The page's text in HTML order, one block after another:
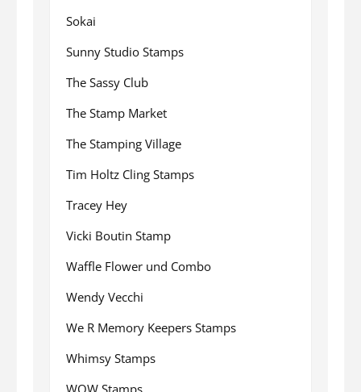
Sokai
Sunny Studio Stamps
The Sassy Club
The Stamp Market
The Stamping Village
Tim Holtz Cling Stamps
Tracey Hey
Vicki Boutin Stamp
Waffle Flower und Combo
Wendy Vecchi
We R Memory Keepers Stamps
Whimsy Stamps